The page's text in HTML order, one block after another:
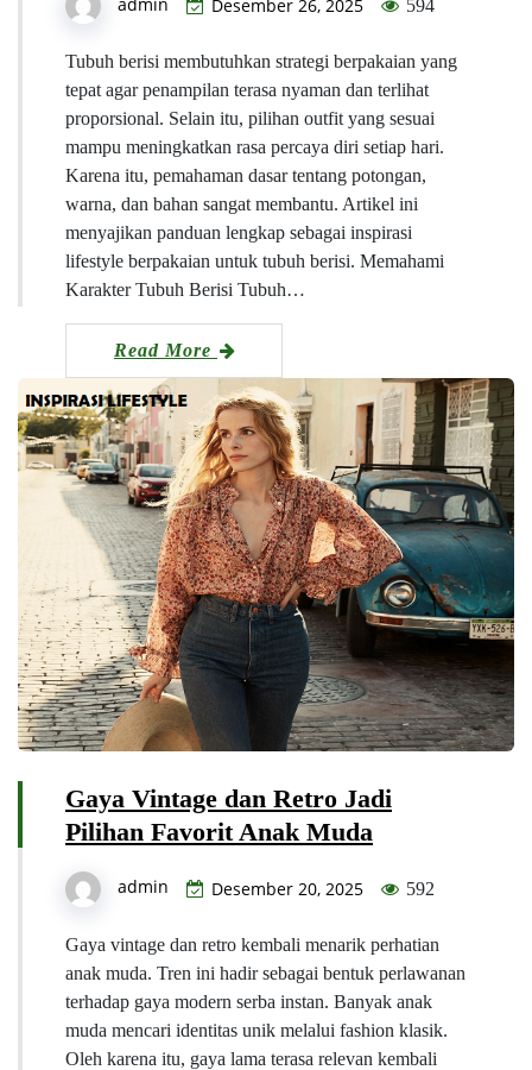
Desember 26, 2025 594
Tubuh berisi membutuhkan strategi berpakaian yang
tepat agar penampilan terasa nyaman dan terlihat
proporsional. Selain itu, pilihan outfit yang sesuai
mampu meningkatkan rasa percaya diri setiap hari.
Karena itu, pemahaman dasar tentang potongan,
warna, dan bahan sangat membantu. Artikel ini
menyajikan panduan lengkap sebagai inspirasi
lifestyle berpakaian untuk tubuh berisi. Memahami
Karakter Tubuh Berisi Tubuh…
Read More
Gaya Vintage dan Retro Jadi
Pilihan Favorit Anak Muda
admin Desember 20, 2025 592
Gaya vintage dan retro kembali menarik perhatian
anak muda. Tren ini hadir sebagai bentuk perlawanan
terhadap gaya modern serba instan. Banyak anak
muda mencari identitas unik melalui fashion klasik.
Oleh karena itu, gaya lama terasa relevan kembali